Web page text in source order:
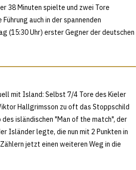
38 Minuten spielte und zwei Tore
auch in der spannenden
(15:30 Uhr) erster Gegner der deutschen
mit Island: Selbst 7/4 Tore des Kieler
Hallgrimsson zu oft das Stoppschild
isländischen "Man of the match", der
Isländer legte, die nun mit 2 Punkten in
jetzt einen weiteren Weg in die